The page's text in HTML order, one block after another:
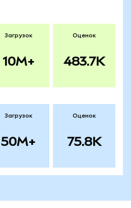
Загрузок
10M+
Оценок
483.7K
Загрузок
50M+
Оценок
75.8K